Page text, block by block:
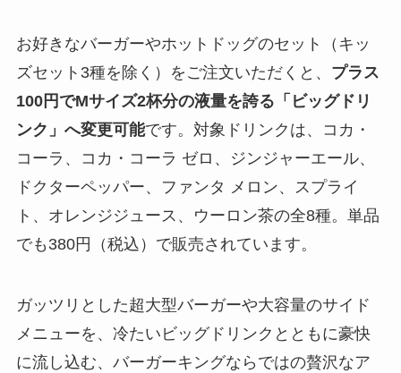
お好きなバーガーやホットドッグのセット（キッ
ズセット3種を除く）をご注文いただくと、 プラス
100円でMサイズ2杯分の液量を誇る「ビッグドリ
ンク」へ変更可能です。対象ドリンクは、コカ・
コーラ、コカ・コーラ ゼロ、ジンジャーエール、
ドクターペッパー、ファンタ メロン、スプライ
ト、オレンジジュース、ウーロン茶の全8種。単品
でも380円（税込）で販売されています。
ガッツリとした超大型バーガーや大容量のサイド
メニューを、冷たいビッグドリンクとともに豪快
に流し込む、バーガーキングならではの贅沢なア